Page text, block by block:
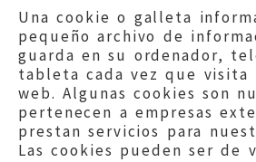
Una cookie o galleta
pequeño archivo de
guarda en su ordenador,
tableta cada vez que visita
web. Algunas cookies son
pertenecen a empresas
prestan servicios para
Las cookies pueden ser de